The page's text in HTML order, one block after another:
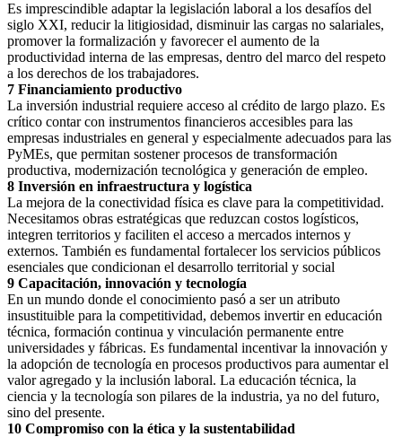
Es imprescindible adaptar la legislación laboral a los desafíos del
siglo XXI, reducir la litigiosidad, disminuir las cargas no salariales,
promover la formalización y favorecer el aumento de la
productividad interna de las empresas, dentro del marco del respeto
a los derechos de los trabajadores.
7 Financiamiento productivo
La inversión industrial requiere acceso al crédito de largo plazo. Es
crítico contar con instrumentos financieros accesibles para las
empresas industriales en general y especialmente adecuados para las
PyMEs, que permitan sostener procesos de transformación
productiva, modernización tecnológica y generación de empleo.
8 Inversión en infraestructura y logística
La mejora de la conectividad física es clave para la competitividad.
Necesitamos obras estratégicas que reduzcan costos logísticos,
integren territorios y faciliten el acceso a mercados internos y
externos. También es fundamental fortalecer los servicios públicos
esenciales que condicionan el desarrollo territorial y social
9 Capacitación, innovación y tecnología
En un mundo donde el conocimiento pasó a ser un atributo
insustituible para la competitividad, debemos invertir en educación
técnica, formación continua y vinculación permanente entre
universidades y fábricas. Es fundamental incentivar la innovación y
la adopción de tecnología en procesos productivos para aumentar el
valor agregado y la inclusión laboral. La educación técnica, la
ciencia y la tecnología son pilares de la industria, ya no del futuro,
sino del presente.
10 Compromiso con la ética y la sustentabilidad